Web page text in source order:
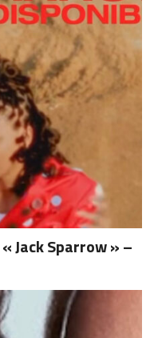
Jack Sparrow » –